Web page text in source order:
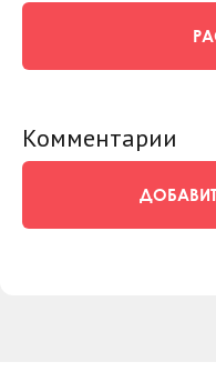
Комментарии